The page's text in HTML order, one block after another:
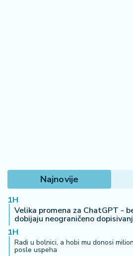
Najnovije
1H
Velika promena za ChatGPT -
dobijaju neograničeno
1H
Radi u bolnici, a hobi mu donosi
posle uspeha